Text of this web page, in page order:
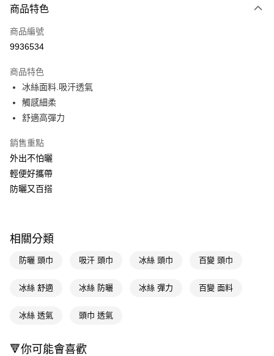
POYA支付
信用卡一次付款
LINE Pay
Apple Pay
悠遊付
Google Pay
AFTEE先享後付是「在收到商品之後才付款」的支付方式。 讓您購物簡單
１．簡單：不需註冊會員、不需綁卡、不需儲值。
３．安心：先確認商品／服務後，再付款。
１．於結帳方式選擇「AFTEE先享後付」後，將跳轉至「AFTEE先享後付」
３．收到繳費通知簡訊後14天內，點擊此簡訊中的連結，可透過四大超商／
即享券
運送方式
全家取貨付款
每筆NT$65，滿NT$390(含以上)免運費
商品特色
商品編號
9936534
商品特色
冰絲面料.吸汗透氣
觸感細柔
舒適高彈力
銷售重點
外出不怕曬
輕便好攜帶
防曬又百搭
相關分類
防曬 頭巾 吸汗 頭巾 冰絲 頭巾 百變 頭巾
冰絲 舒適 冰絲 防曬 冰絲 彈力 百變 面料
冰絲 透氣 頭巾 透氣
🔻你可能會喜歡